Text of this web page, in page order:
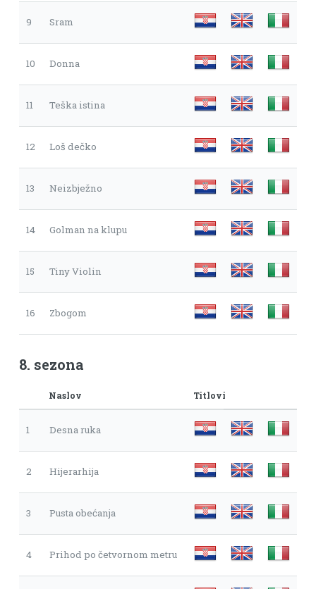
9 Sram
10 Donna
11 Teška istina
12 Loš dečko
13 Neizbježno
14 Golman na klupu
15 Tiny Violin
16 Zbogom
8. sezona
Naslov Titlovi
1 Desna ruka
2 Hijerarhija
3 Pusta obećanja
4 Prihod po četvornom metru